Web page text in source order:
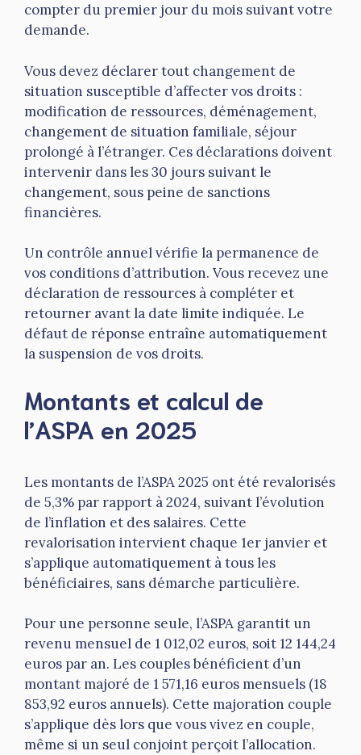
compter du premier jour du mois suivant votre
demande.
Vous devez déclarer tout changement de
situation susceptible d’affecter vos droits :
modification de ressources, déménagement,
changement de situation familiale, séjour
prolongé à l’étranger. Ces déclarations doivent
intervenir dans les 30 jours suivant le
changement, sous peine de sanctions
financières.
Un contrôle annuel vérifie la permanence de
vos conditions d’attribution. Vous recevez une
déclaration de ressources à compléter et
retourner avant la date limite indiquée. Le
défaut de réponse entraîne automatiquement
la suspension de vos droits.
Montants et calcul de
l’ASPA en 2025
Les montants de l’ASPA 2025 ont été revalorisés
de 5,3% par rapport à 2024, suivant l’évolution
de l’inflation et des salaires. Cette
revalorisation intervient chaque 1er janvier et
s’applique automatiquement à tous les
bénéficiaires, sans démarche particulière.
Pour une personne seule, l’ASPA garantit un
revenu mensuel de 1 012,02 euros, soit 12 144,24
euros par an. Les couples bénéficient d’un
montant majoré de 1 571,16 euros mensuels (18
853,92 euros annuels). Cette majoration couple
s’applique dès lors que vous vivez en couple,
même si un seul conjoint perçoit l’allocation.